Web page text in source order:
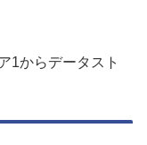
1からデータスト